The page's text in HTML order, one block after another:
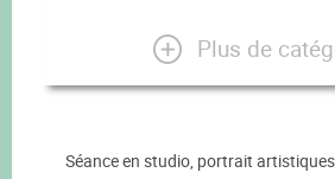
Plus de
Séance en studio, portrait